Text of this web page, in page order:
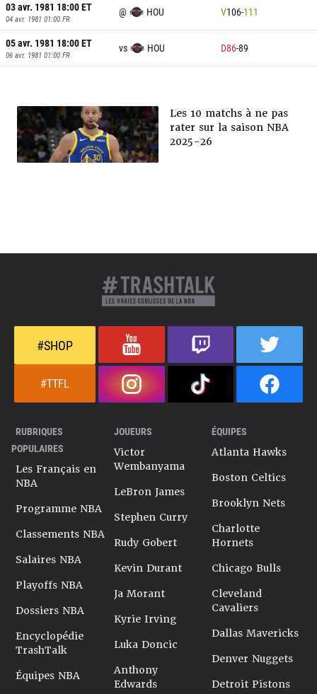
03 avr. 1981 18:00ET
04 avr. 1981 01:00 FR
@ HOU V106-111
05 avr. 1981 18:00ET
06 avr. 1981 01:00 FR
vs HOU D86-89
Les 10 matchs à ne pas
rater sur la saison NBA
2025-26
#SHOP
#TTFL
RUBRIQUES
POPULAIRES
Les Français en
NBA
Programme NBA
Classements NBA
Salaires NBA
Playoffs NBA
Dossiers NBA
Encyclopédie
TrashTalk
Équipes NBA
JOUEURS
Victor
Wembanyama
LeBron James
Stephen Curry
Rudy Gobert
Kevin Durant
Ja Morant
Kyrie Irving
Luka Doncic
Anthony
Edwards
ÉQUIPES
Atlanta Hawks
Boston Celtics
Brooklyn Nets
Charlotte
Hornets
Chicago Bulls
Cleveland
Cavaliers
Dallas Mavericks
Denver Nuggets
Detroit Pistons